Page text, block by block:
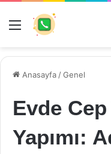
Menü
Anasayfa /Genel
Evde
Yapımı: